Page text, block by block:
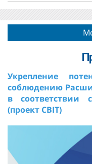
Укрепление
соблюдению
в соответствии
(проект CBIT)